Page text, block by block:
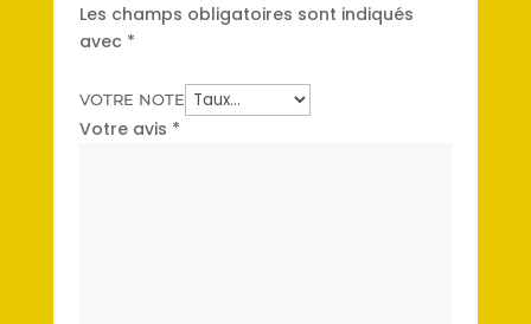
Les champs obligatoires sont indiqués
avec *
VOTRE NOTE
Votre avis *